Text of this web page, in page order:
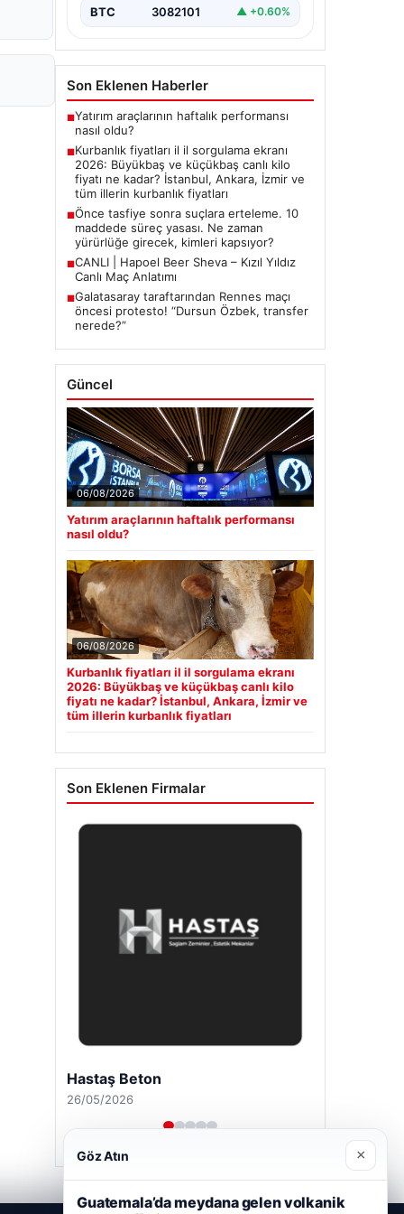
2026 Kurban Bayramı öncesinde en
BTC 3082101 ▲ +0.60%
Son Eklenen Haberler
■Yatırım araçlarının haftalık performansı
nasıl oldu?
■Kurbanlık fiyatları il il sorgulama ekranı
2026: Büyükbaş ve küçükbaş canlı kilo
fiyatı ne kadar? İstanbul, Ankara, İzmir ve
tüm illerin kurbanlık fiyatları
■Önce tasfiye sonra suçlara erteleme. 10
maddede süreç yasası. Ne zaman
yürürlüğe girecek, kimleri kapsıyor?
■CANLI | Hapoel Beer Sheva – Kızıl Yıldız
Canlı Maç Anlatımı
■Galatasaray taraftarından Rennes maçı
öncesi protesto! “Dursun Özbek, transfer
nerede?”
Güncel
06/08/2026
Yatırım araçlarının haftalık performansı
nasıl oldu?
06/08/2026
Kurbanlık fiyatları il il sorgulama ekranı
2026: Büyükbaş ve küçükbaş canlı kilo
fiyatı ne kadar? İstanbul, Ankara, İzmir ve
tüm illerin kurbanlık fiyatları
Son Eklenen Firmalar
Enes Kaplan Avukatlık Bürosu
28/04/2026
Göz Atın ×
Guatemala’da meydana gelen volkanik